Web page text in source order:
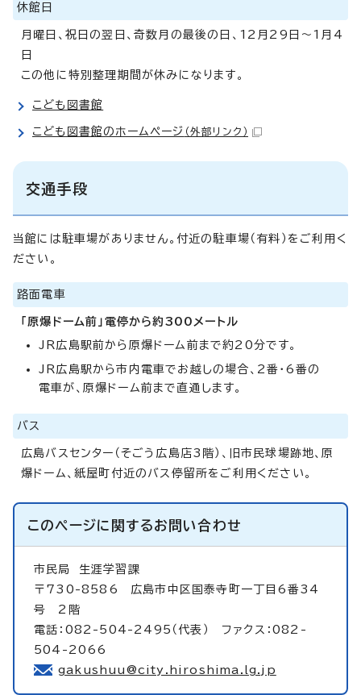
休館日
月曜日、祝日の翌日、奇数月の最後の日、12月29日～1月4
日
この他に特別整理期間が休みになります。
こども図書館
こども図書館のホームページ （外部リンク）
交通手段
当館には駐車場がありません。付近の駐車場（有料）をご利用く
ださい。
路面電車
「原爆ドーム前」電停から約300メートル
JR広島駅前から原爆ドーム前まで約20分です。
JR広島駅から市内電車でお越しの場合、2番・6番の
電車が、原爆ドーム前まで直通します。
バス
広島バスセンター（そごう広島店3階）、旧市民球場跡地、原
爆ドーム、紙屋町付近のバス停留所をご利用ください。
このページに関するお問い合わせ
市民局 生涯学習課
〒730-8586 広島市中区国泰寺町一丁目6番34
号 2階
電話：082-504-2495（代表） ファクス：082-
504-2066
gakushuu@city.hiroshima.lg.jp